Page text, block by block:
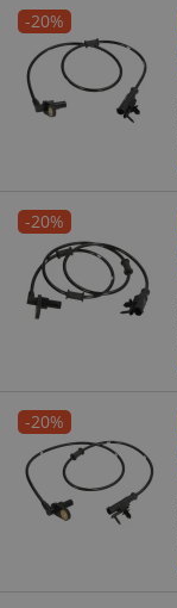
-20%
-20%
-20%